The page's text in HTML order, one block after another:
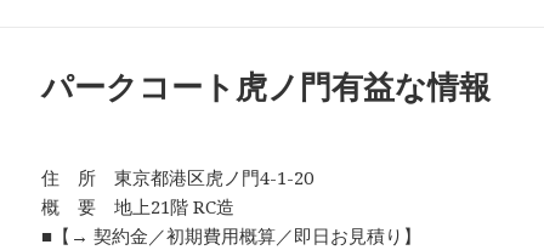
パークコート虎ノ門有益な情報
住 所 東京都港区虎ノ門4-1-20
概 要 地上21階 RC造
■【→ 契約金／初期費用概算／即日お見積り】